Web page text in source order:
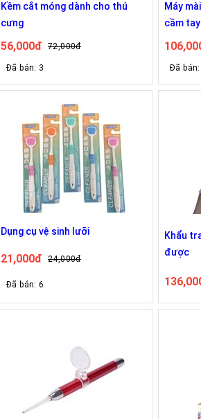
Kềm cắt móng dành cho thú
cưng
56,000đ 72,000đ
Đã bán: 3
Máy
cầm
Đã bán:
Dụng cụ vệ sinh lưỡi
21,000đ 24,000đ
Đã bán: 6
Khẩu
được